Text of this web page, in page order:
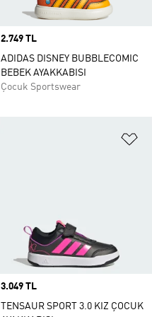
Price
2.749 TL
ADIDAS DISNEY BUBBLECOMIC
BEBEK AYAKKABISI
Çocuk Sportswear
Price
3.049 TL
TENSAUR SPORT 3.0 KIZ ÇOCUK